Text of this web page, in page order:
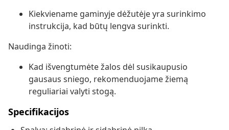
Kiekviename gaminyje dėžutėje yra surinkimo
instrukcija, kad būtų lengva surinkti.
Naudinga žinoti:
Kad išvengtumėte žalos dėl susikaupusio
gausaus sniego, rekomenduojame žiemą
reguliariai valyti stogą.
Specifikacijos